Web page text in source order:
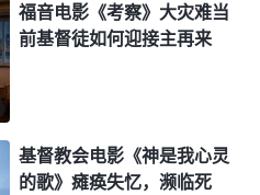
福音电影《考察》大灾难当
前基督徒如何迎接主再来
基督教会电影《神是我心灵
的歌》瘫痪失忆，濒临死